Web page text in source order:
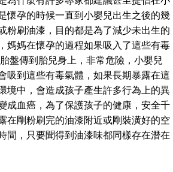
懷孕的時候一直到小嬰兒出生之後的幾
粉刷油漆，目的都是為了減少未出生的
媽媽在懷孕的過程如果吸入了這些有毒
盤傳到胎兒身上，非常危險，小嬰兒
吸到這些有毒氣體，如果長期暴露在這
境中，會造成孩子產生許多行為上的異
成血癌，為了保護孩子的健康，安全千
在剛粉刷完的油漆附近或剛裝潢好的空
間，只要聞得到油漆味都同樣存在潛在